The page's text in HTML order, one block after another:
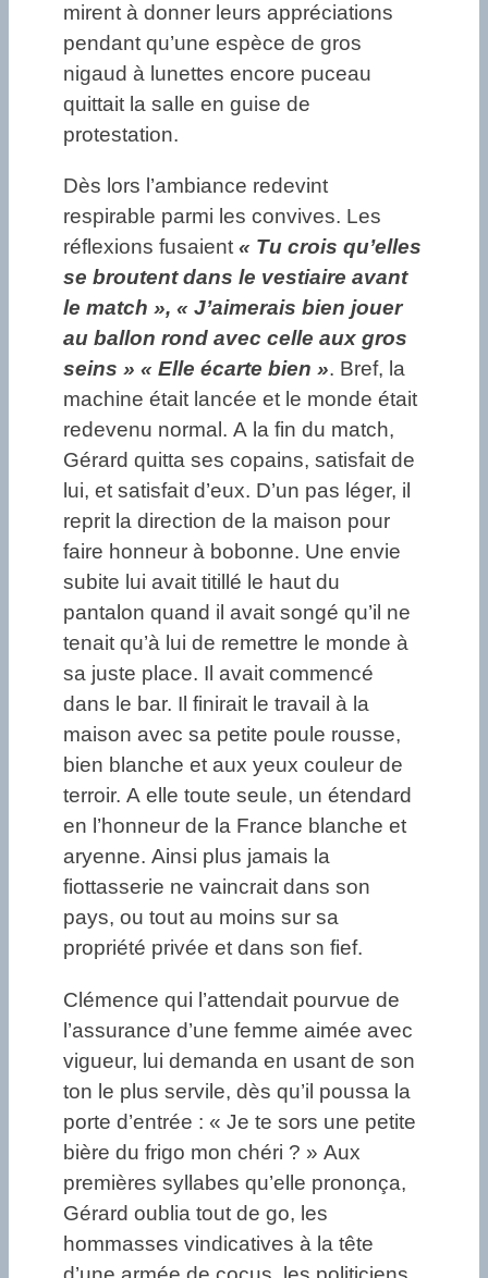
mirent à donner leurs appréciations
pendant qu’une espèce de gros
nigaud à lunettes encore puceau
quittait la salle en guise de
protestation.
Dès lors l’ambiance redevint
respirable parmi les convives. Les
réflexions fusaient « Tu crois qu’elles
se broutent dans le vestiaire avant
le match », « J’aimerais bien jouer
au ballon rond avec celle aux gros
seins » « Elle écarte bien ». Bref, la
machine était lancée et le monde était
redevenu normal. A la fin du match,
Gérard quitta ses copains, satisfait de
lui, et satisfait d’eux. D’un pas léger, il
reprit la direction de la maison pour
faire honneur à bobonne. Une envie
subite lui avait titillé le haut du
pantalon quand il avait songé qu’il ne
tenait qu’à lui de remettre le monde à
sa juste place. Il avait commencé
dans le bar. Il finirait le travail à la
maison avec sa petite poule rousse,
bien blanche et aux yeux couleur de
terroir. A elle toute seule, un étendard
en l’honneur de la France blanche et
aryenne. Ainsi plus jamais la
fiottasserie ne vaincrait dans son
pays, ou tout au moins sur sa
propriété privée et dans son fief.
Clémence qui l’attendait pourvue de
l’assurance d’une femme aimée avec
vigueur, lui demanda en usant de son
ton le plus servile, dès qu’il poussa la
porte d’entrée : « Je te sors une petite
bière du frigo mon chéri ? » Aux
premières syllabes qu’elle prononça,
Gérard oublia tout de go, les
hommasses vindicatives à la tête